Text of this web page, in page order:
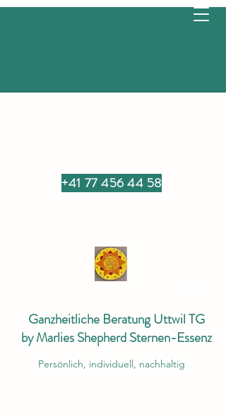
Ganzheitliche Beratung Uttwil TG
by Marlies Shepherd Sternen-Essenz
Persönlich, individuell, nachhaltig
+41 77 456 44 58